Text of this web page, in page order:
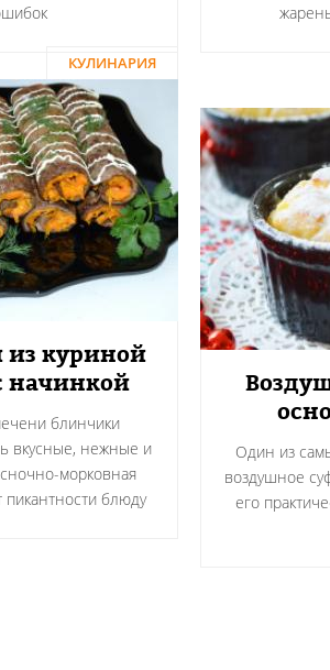
КУЛИНАРИЯ
куриной
начинкой
блинчики
вкусные, нежные и
морковная
пикантности блюду
Один из
воздушное
его